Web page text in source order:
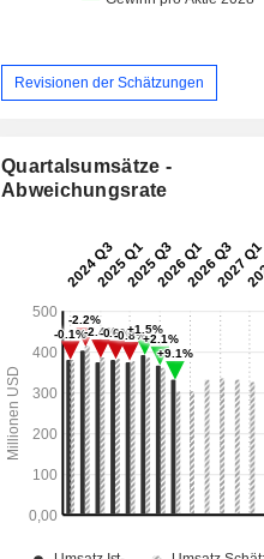
Revisionen der Schätzungen
Quartalsumsätze -
Abweichungsrate